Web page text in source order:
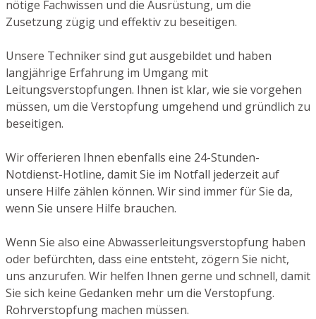
nötige Fachwissen und die Ausrüstung, um die
Zusetzung zügig und effektiv zu beseitigen.
Unsere Techniker sind gut ausgebildet und haben
langjährige Erfahrung im Umgang mit
Leitungsverstopfungen. Ihnen ist klar, wie sie vorgehen
müssen, um die Verstopfung umgehend und gründlich zu
beseitigen.
Wir offerieren Ihnen ebenfalls eine 24-Stunden-
Notdienst-Hotline, damit Sie im Notfall jederzeit auf
unsere Hilfe zählen können. Wir sind immer für Sie da,
wenn Sie unsere Hilfe brauchen.
Wenn Sie also eine Abwasserleitungsverstopfung haben
oder befürchten, dass eine entsteht, zögern Sie nicht,
uns anzurufen. Wir helfen Ihnen gerne und schnell, damit
Sie sich keine Gedanken mehr um die Verstopfung.
Rohrverstopfung machen müssen.